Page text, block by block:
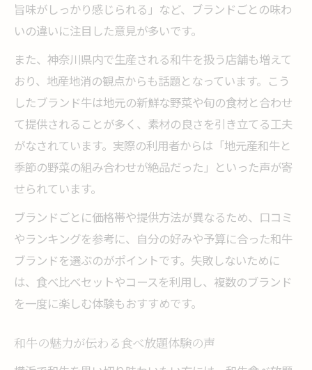
旨味がしっかり感じられる」など、ブランドごとの味わ
いの違いに注目した意見が多いです。
また、神奈川県内で生産される和牛を扱う店舗も増えて
おり、地産地消の観点からも話題となっています。こう
したブランド牛は地元の新鮮な野菜や旬の食材と合わせ
て提供されることが多く、素材の良さを引き立てる工夫
がなされています。実際の利用者からは「地元産和牛と
季節の野菜の組み合わせが絶品だった」といった声が寄
せられています。
ブランドごとに価格帯や提供方法が異なるため、口コミ
やランキングを参考に、自分の好みや予算に合った和牛
ブランドを選ぶのがポイントです。失敗しないために
は、食べ比べセットやコースを利用し、複数のブランド
を一度に楽しむ体験もおすすめです。
和牛の魅力が伝わる食べ放題体験の声